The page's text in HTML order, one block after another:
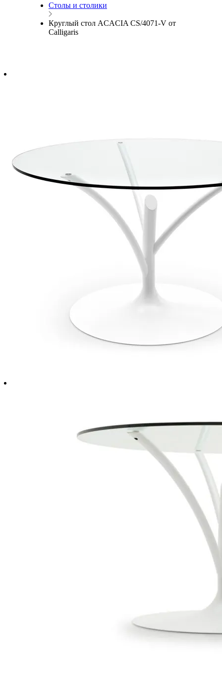
Столы и столики
Круглый стол ACACIA CS/4071-V от
Calligaris